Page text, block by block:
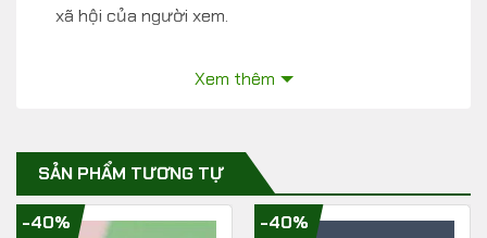
xã hội của người xem.
mới bắt đầu và không chuyên” có tại Unica.vn
Lợi bao gồm 41 bài giảng và 8 phần học chính.
Khóa học sẽ mang lại những kiến thức cơ bản của
môn thiết kế đồ họa, giúp cho những bạn mới bắt
Xem thêm
SẢN PHẨM TƯƠNG TỰ
-40% -40%